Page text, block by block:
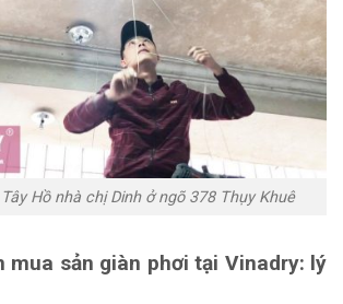
Hồ nhà chị Dinh ở ngõ 378 Thụy Khuê
mua sản giàn phơi tại Vinadry: lý